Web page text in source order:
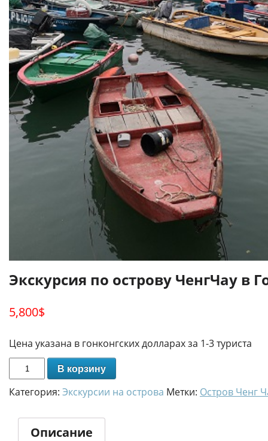
Экскурсия по острову ЧенгЧау в
5,800$
Цена указана в гонконгских долларах за 1-3 туриста
В корзину
Категория: Экскурсии на острова Метки: Остров Ченг
Описание